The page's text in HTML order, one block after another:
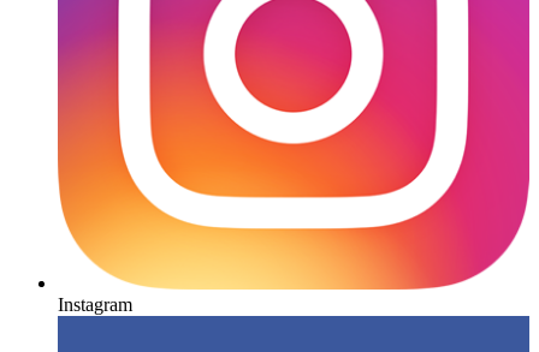
Instagram